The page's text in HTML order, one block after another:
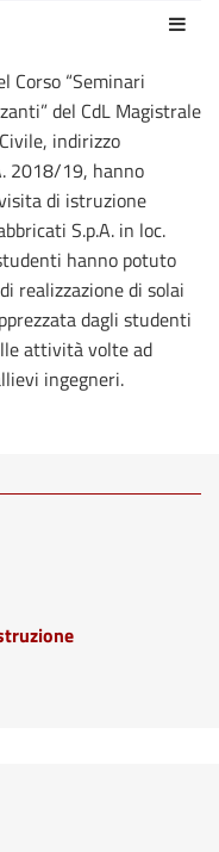
Corso “Seminari
del CdL Magistrale
indirizzo
2018/19, hanno
di istruzione
S.p.A. in loc.
hanno potuto
realizzazione di solai
dagli studenti
attività volte ad
ingegneri.